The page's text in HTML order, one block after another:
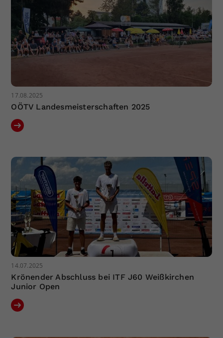
17.08.2025
OÖTV Landesmeisterschaften 2025
14.07.2025
Krönender Abschluss bei ITF J60 Weißkirchen
Junior Open